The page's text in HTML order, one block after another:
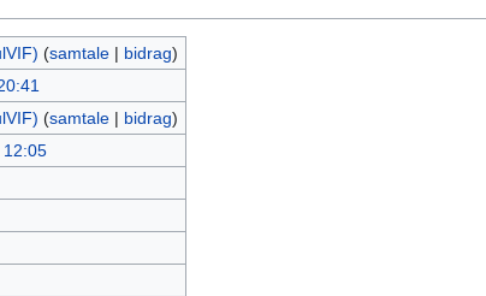
(samtale| bidrag)
(samtale| bidrag)